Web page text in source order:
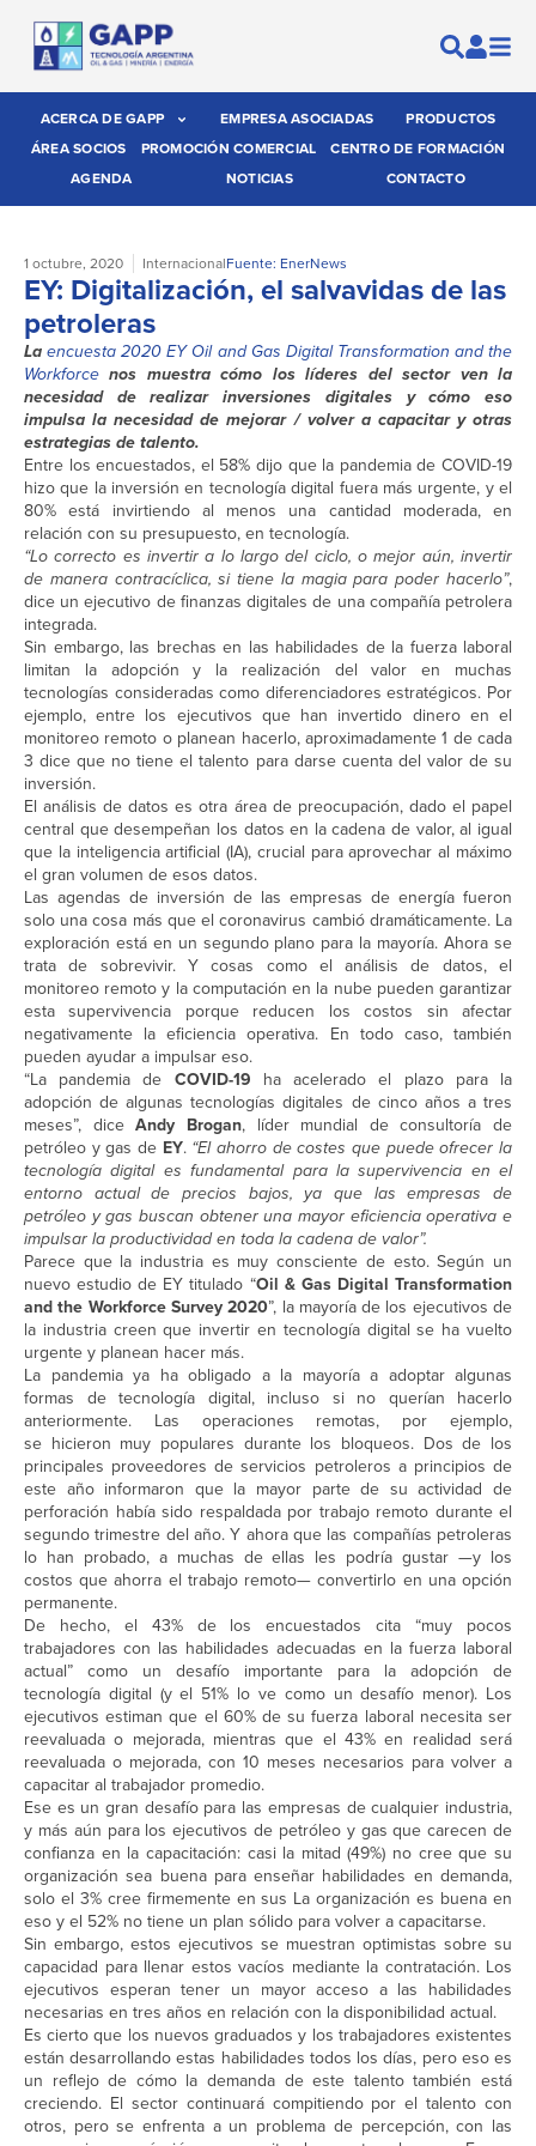
ACERCA DE GAPP EMPRESA ASOCIADAS
PRODUCTOS
ÁREA SOCIOS
PROMOCIÓN COMERCIAL
CENTRO DE FORMACIÓN
AGENDA
NOTICIAS CONTACTO
1 octubre, 2020 InternacionalFuente: EnerNews
EY: Digitalización, el salvavidas de las
petroleras
Laencuesta 2020 EY Oil and Gas Digital Transformation and the
Workforcenos muestra cómo los líderes del sector ven la
necesidad de realizar inversiones digitales y cómo eso
impulsa la necesidad de mejorar / volver a capacitar y otras
estrategias de talento.
Entre los encuestados, el 58% dijo que la pandemia de COVID-19
hizo que la inversión en tecnología digital fuera más urgente, y el
80% está invirtiendo al menos una cantidad moderada, en
relación con su presupuesto, en tecnología.
“Lo correcto es invertir a lo largo del ciclo, o mejor aún, invertir
de manera contracíclica, si tiene la magia para poder hacerlo”,
dice un ejecutivo de finanzas digitales de una compañía petrolera
integrada.
Sin embargo, las brechas en las habilidades de la fuerza laboral
limitan la adopción y la realización del valor en muchas
tecnologías consideradas como diferenciadores estratégicos. Por
ejemplo, entre los ejecutivos que han invertido dinero en el
monitoreo remoto o planean hacerlo, aproximadamente 1 de cada
3 dice que no tiene el talento para darse cuenta del valor de su
inversión.
El análisis de datos es otra área de preocupación, dado el papel
central que desempeñan los datos en la cadena de valor, al igual
que la inteligencia artificial (IA), crucial para aprovechar al máximo
el gran volumen de esos datos.
Las agendas de inversión de las empresas de energía fueron
solo una cosa más que el coronavirus cambió dramáticamente. La
exploración está en un segundo plano para la mayoría. Ahora se
trata de sobrevivir. Y cosas como el análisis de datos, el
monitoreo remoto y la computación en la nube pueden garantizar
esta supervivencia porque reducen los costos sin afectar
negativamente la eficiencia operativa. En todo caso, también
pueden ayudar a impulsar eso.
“La pandemia de COVID-19 ha acelerado el plazo para la
adopción de algunas tecnologías digitales de cinco años a tres
meses”, diceAndy Brogan, líder mundial de consultoría de
petróleo y gas de EY. “El ahorro de costes que puede ofrecer la
tecnología digital es fundamental para la supervivencia en el
entorno actual de precios bajos, ya que las empresas de
petróleo y gas buscan obtener una mayor eficiencia operativa e
impulsar la productividad en toda la cadena de valor”.
Parece que la industria es muy consciente de esto. Según un
nuevo estudio de EY titulado “Oil & Gas Digital Transformation
and the Workforce Survey 2020”, la mayoría de los ejecutivos de
la industria creen que invertir en tecnología digital se ha vuelto
urgente y planean hacer más.
La pandemia ya ha obligado a la mayoría a adoptar algunas
formas de tecnología digital, incluso si no querían hacerlo
anteriormente. Las operaciones remotas, por ejemplo,
se hicieron muy populares durante los bloqueos. Dos de los
principales proveedores de servicios petroleros a principios de
este año informaron que la mayor parte de su actividad de
perforación había sido respaldada por trabajo remoto durante el
segundo trimestre del año. Y ahora que las compañías petroleras
lo han probado, a muchas de ellas les podría gustar —y los
costos que ahorra el trabajo remoto— convertirlo en una opción
permanente.
De hecho, el 43% de los encuestados cita “muy pocos
trabajadores con las habilidades adecuadas en la fuerza laboral
actual” como un desafío importante para la adopción de
tecnología digital (y el 51% lo ve como un desafío menor). Los
ejecutivos estiman que el 60% de su fuerza laboral necesita ser
reevaluada o mejorada, mientras que el 43% en realidad será
reevaluada o mejorada, con 10 meses necesarios para volver a
capacitar al trabajador promedio.
Ese es un gran desafío para las empresas de cualquier industria,
y más aún para los ejecutivos de petróleo y gas que carecen de
confianza en la capacitación: casi la mitad (49%) no cree que su
organización sea buena para enseñar habilidades en demanda,
solo el 3% cree firmemente en sus La organización es buena en
eso y el 52% no tiene un plan sólido para volver a capacitarse.
Sin embargo, estos ejecutivos se muestran optimistas sobre su
capacidad para llenar estos vacíos mediante la contratación. Los
ejecutivos esperan tener un mayor acceso a las habilidades
necesarias en tres años en relación con la disponibilidad actual.
Es cierto que los nuevos graduados y los trabajadores existentes
están desarrollando estas habilidades todos los días, pero eso es
un reflejo de cómo la demanda de este talento también está
creciendo. El sector continuará compitiendo por el talento con
otros, pero se enfrenta a un problema de percepción, con las